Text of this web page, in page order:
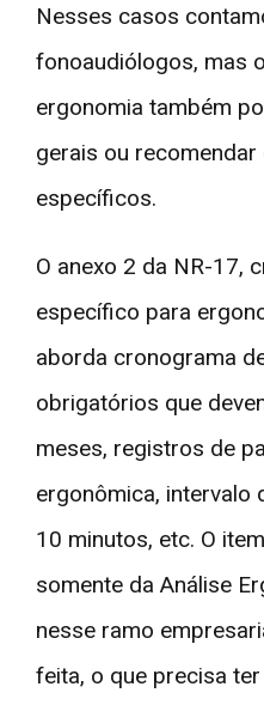
Nesses casos
fonoaudiólogos, mas
ergonomia também
gerais ou
específicos.
O anexo 2 da NR-17,
específico para
aborda cronograma
obrigatórios que
meses, registros de
ergonômica, intervalo
10 minutos, etc. O
somente da Análise
nesse ramo
feita, o que precisa